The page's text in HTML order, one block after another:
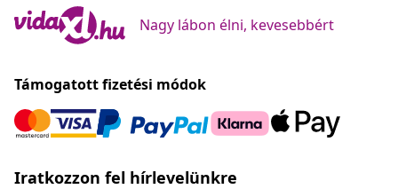
Nagy lábon élni, kevesebbért
Támogatott fizetési módok
Iratkozzon fel hírlevelünkre